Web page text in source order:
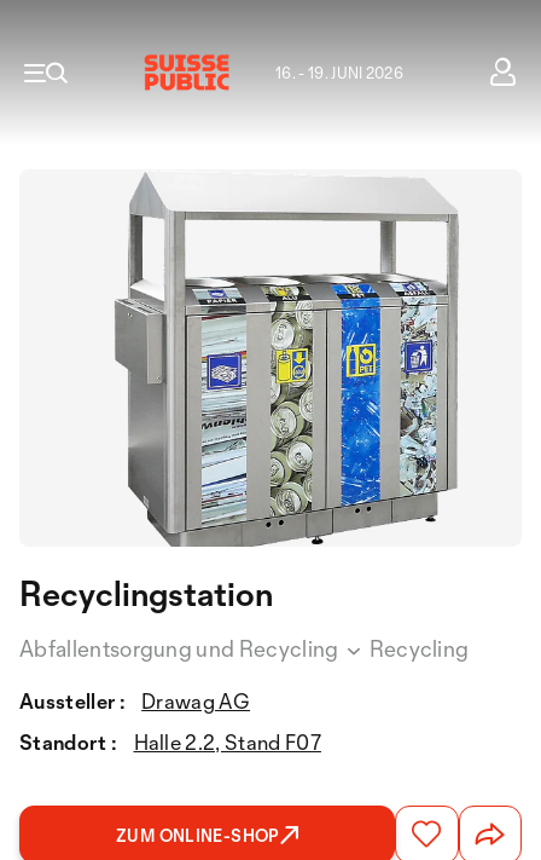
16. - 19. JUNI 2026
Recyclingstation
Abfallentsorgung und Recycling Recycling
Aussteller :
Drawag AG
Standort :
Halle 2.2, Stand F07
ZUM ONLINE-SHOP